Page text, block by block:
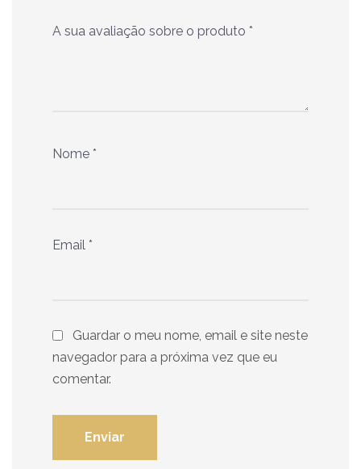
A sua avaliação sobre o produto *
Nome *
Email *
Guardar o meu nome, email e site neste
navegador para a próxima vez que eu
comentar.